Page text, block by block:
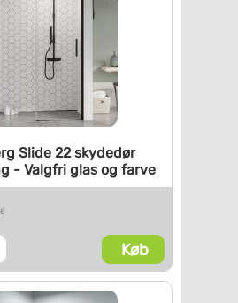
Slide 22 skydedør
- Valgfri glas og farve
Køb